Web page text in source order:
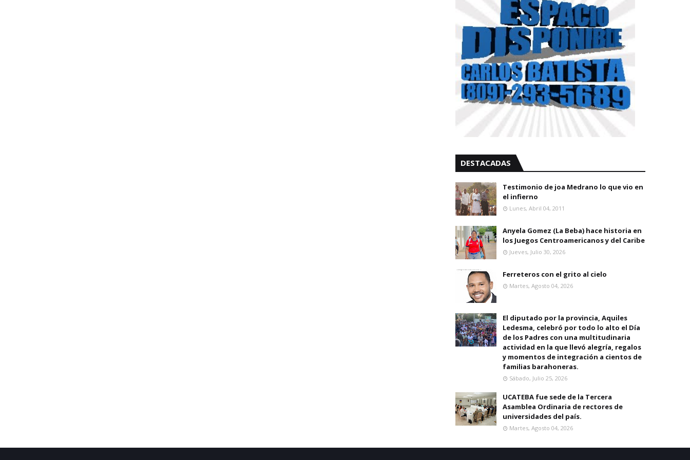
DESTACADAS
Testimonio de joa Medrano lo que vio en
el infierno
Lunes, Abril 04, 2011
Anyela Gomez (La Beba) hace historia en
los Juegos Centroamericanos y del Caribe
Jueves, Julio 30, 2026
Ferreteros con el grito al cielo
Martes, Agosto 04, 2026
El diputado por la provincia, Aquiles
Ledesma, celebró por todo lo alto el Día
de los Padres con una multitudinaria
actividad en la que llevó alegría, regalos
y momentos de integración a cientos de
familias barahoneras.
Sábado, Julio 25, 2026
UCATEBA fue sede de la Tercera
Asamblea Ordinaria de rectores de
universidades del país.
Martes, Agosto 04, 2026